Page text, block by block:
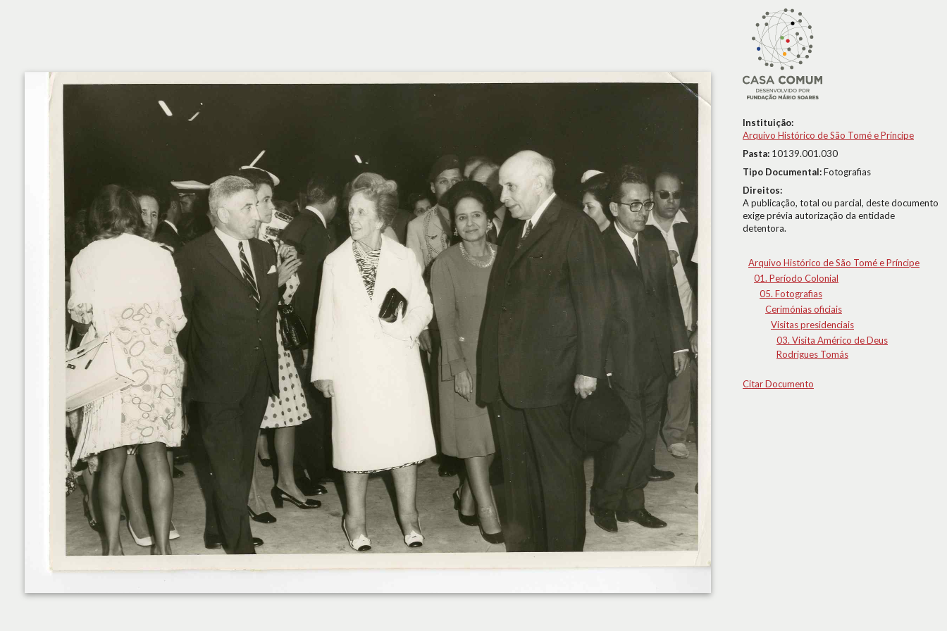
Instituição:
Arquivo Histórico de São Tomé e Príncipe
Pasta: 10139.001.030
Tipo Documental:Fotografias
Direitos:
A publicação, total ou parcial, deste documento
exige prévia autorização da entidade
detentora.
Arquivo Histórico de São Tomé e Príncipe
01. Período Colonial
05. Fotografias
Cerimónias oficiais
Visitas presidenciais
03. Visita Américo de Deus
Rodrigues Tomás
Citar Documento